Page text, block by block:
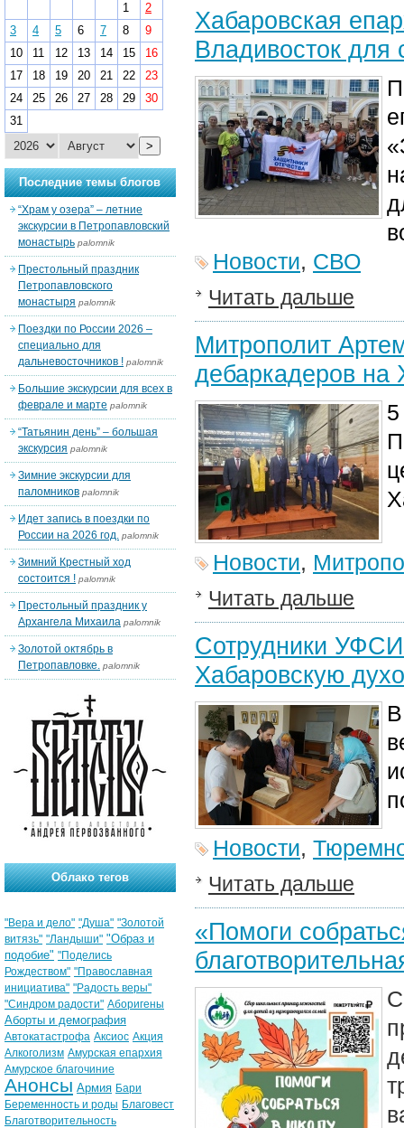
Хабаровская
Владивосток
Новости, СВО
Читать дальше
Митрополит
дебаркадеров на
Новости,
Читать дальше
Сотрудники
Хабаровскую
Новости,
Читать дальше
«Помоги
1
2
3
4 5 6 7 8
9
10
11 12 13 14 15
16
17
18 19 20 21 22
23
24
25 26 27 28 29
30
31
>
Последние темы блогов
“Храм у озера” – летние
экскурсии в Петропавловский
монастырь palomnik
Престольный праздник
Петропавловского
монастыря palomnik
Поездки по России 2026 –
специально для
дальневосточников ! palomnik
Большие экскурсии для всех в
феврале и марте palomnik
“Татьянин день” – большая
экскурсия palomnik
Зимние экскурсии для
паломников palomnik
Идет запись в поездки по
России на 2026 год. palomnik
Зимний Крестный ход
состоится ! palomnik
Престольный праздник у
Архангела Михаила palomnik
Золотой октябрь в
Петропавловке. palomnik
Облако тегов
"Вера и дело" "Душа" "Золотой
витязь" "Ландыши" "Образ и
подобие" "Поделись
Рождеством" "Православная
инициатива" "Радость веры"
"Синдром радости" Аборигены
Аборты и демография
Автокатастрофа Аксиос Акция
Алкоголизм Амурская епархия
Амурское благочиние
Анонсы Армия Бари
Беременность и роды Благовест
Благотворительность